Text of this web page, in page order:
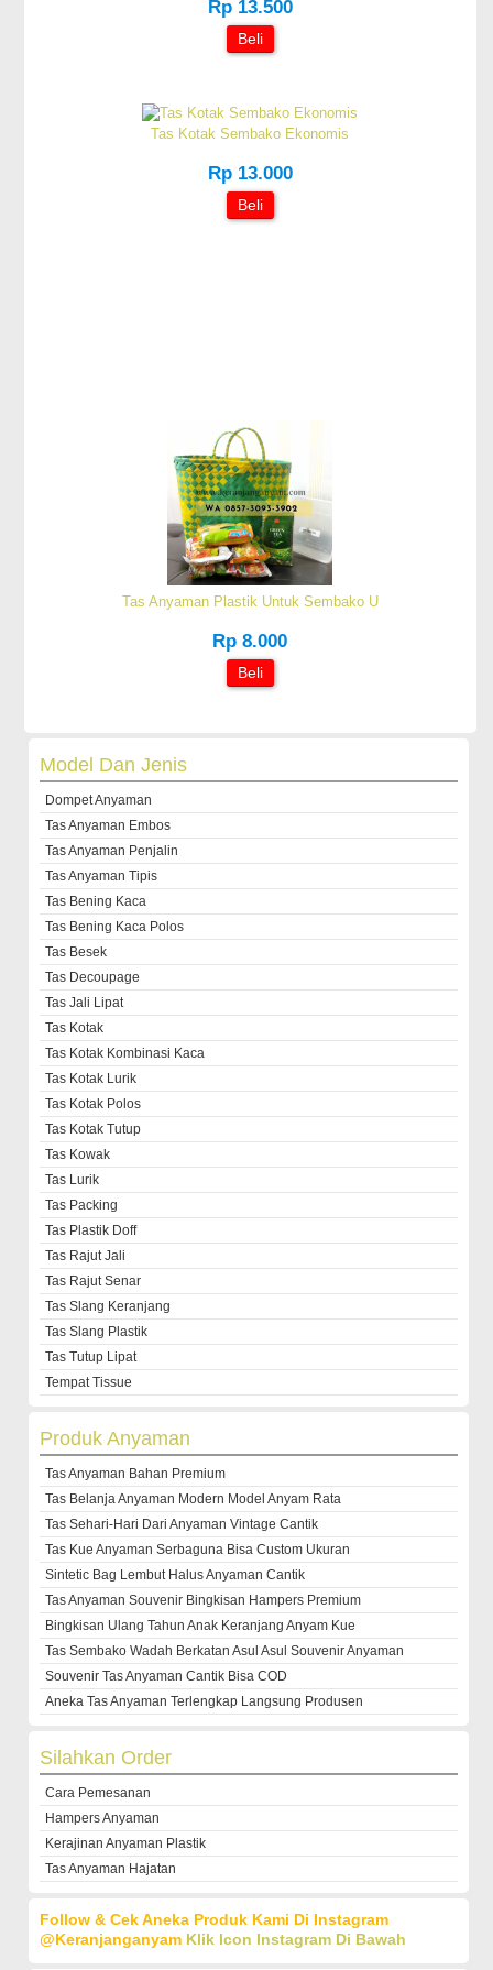
Rp 13.500
Beli
Tas Kotak Sembako Ekonomis
Rp 13.000
Beli
Tas Anyaman Plastik Untuk Sembako U
Rp 8.000
Beli
Model Dan Jenis
Dompet Anyaman
Tas Anyaman Embos
Tas Anyaman Penjalin
Tas Anyaman Tipis
Tas Bening Kaca
Tas Bening Kaca Polos
Tas Besek
Tas Decoupage
Tas Jali Lipat
Tas Kotak
Tas Kotak Kombinasi Kaca
Tas Kotak Lurik
Tas Kotak Polos
Tas Kotak Tutup
Tas Kowak
Tas Lurik
Tas Packing
Tas Plastik Doff
Tas Rajut Jali
Tas Rajut Senar
Tas Slang Keranjang
Tas Slang Plastik
Tas Tutup Lipat
Tempat Tissue
Produk Anyaman
Tas Anyaman Bahan Premium
Tas Belanja Anyaman Modern Model Anyam Rata
Tas Sehari-Hari Dari Anyaman Vintage Cantik
Tas Kue Anyaman Serbaguna Bisa Custom Ukuran
Sintetic Bag Lembut Halus Anyaman Cantik
Tas Anyaman Souvenir Bingkisan Hampers Premium
Bingkisan Ulang Tahun Anak Keranjang Anyam Kue
Tas Sembako Wadah Berkatan Asul Asul Souvenir Anyaman
Souvenir Tas Anyaman Cantik Bisa COD
Aneka Tas Anyaman Terlengkap Langsung Produsen
Silahkan Order
Cara Pemesanan
Hampers Anyaman
Kerajinan Anyaman Plastik
Tas Anyaman Hajatan
Follow & Cek Aneka Produk Kami Di Instagram
@keranjanganyam Klik Icon Instagram Di Bawah